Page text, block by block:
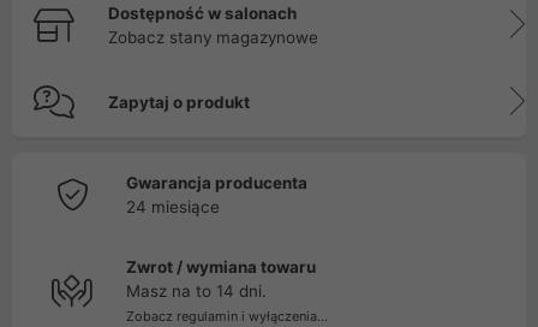
Dostępność w salonach
Zobacz stany magazynowe
Zapytaj o produkt
Gwarancja producenta
24 miesiące
Zwrot / wymiana towaru
Masz na to 14 dni.
Zobacz regulamin i wyłączenia...